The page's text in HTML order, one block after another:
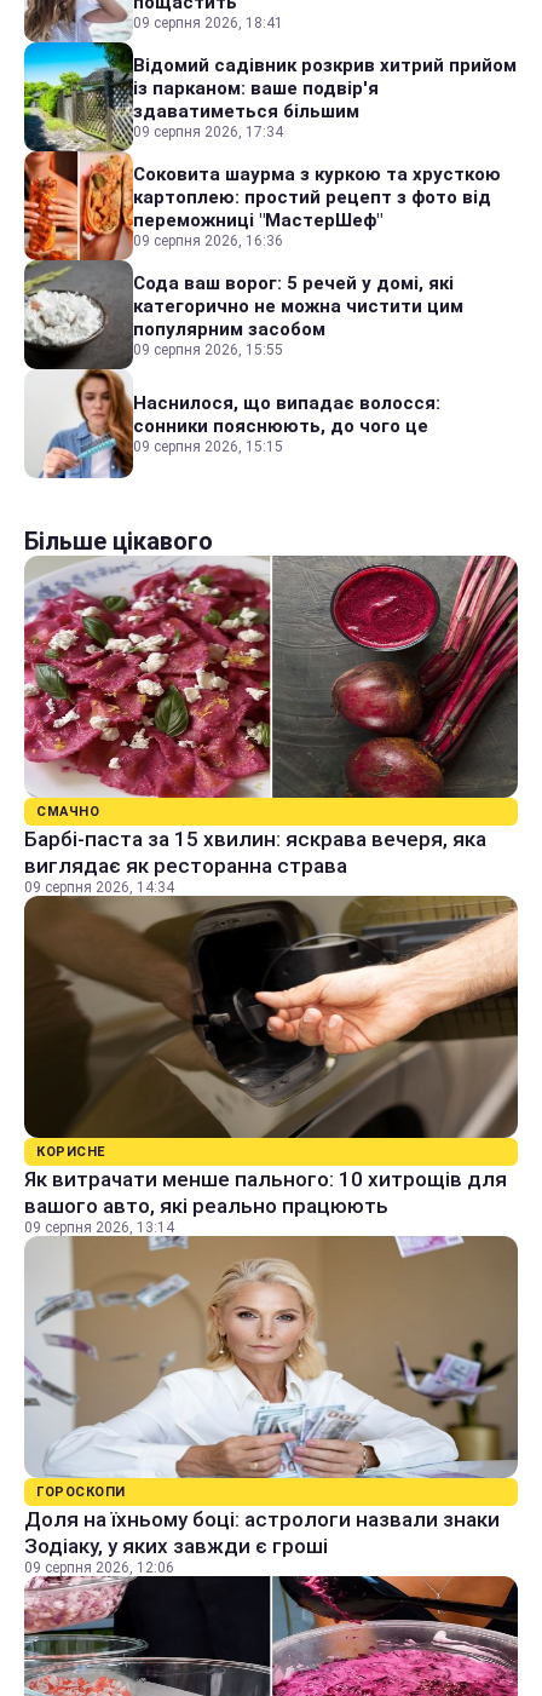
09 серпня 2026, 18:41
Відомий садівник розкрив хитрий прийом
із парканом: ваше подвір'я
здаватиметься більшим
09 серпня 2026, 17:34
Соковита шаурма з куркою та хрусткою
картоплею: простий рецепт з фото від
переможниці "МастерШеф"
09 серпня 2026, 16:36
Сода ваш ворог: 5 речей у домі, які
категорично не можна чистити цим
популярним засобом
09 серпня 2026, 15:55
Наснилося, що випадає волосся:
сонники пояснюють, до чого це
09 серпня 2026, 15:15
Більше цікавого
СМАЧНО
Барбі-паста за 15 хвилин: яскрава вечеря, яка
виглядає як ресторанна страва
09 серпня 2026, 14:34
КОРИСНЕ
Як витрачати менше пального: 10 хитрощів для
вашого авто, які реально працюють
09 серпня 2026, 13:14
ГОРОСКОПИ
Доля на їхньому боці: астрологи назвали знаки
Зодіаку, у яких завжди є гроші
09 серпня 2026, 12:06